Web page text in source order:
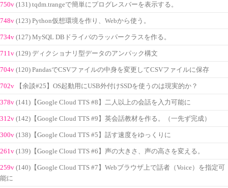
750v (131) tqdm.trangeで簡単にプログレスバーを表示する。
748v (123) Python仮想環境を作り、Webから使う。
734v (127) MySQL DBドライバのラッパークラスを作る。
711v (129) ディクショナリ型データのアンパック構文
704v (120) PandasでCSVファイルの中身を変更してCSVファイルに保存
702v 【余談#25】OS起動用にUSB外付けSSDを使うのは現実的か？
378v (141)【Google Cloud TTS #8】二人以上の会話を入力可能に
312v (142)【Google Cloud TTS #9】英会話教材を作る。（一先ず完成）
300v (138)【Google Cloud TTS #5】話す速度をゆっくりに
261v (139)【Google Cloud TTS #6】声の大きさ、声の高さを変える。
259v (140)【Google Cloud TTS #7】Webブラウザ上で話者（Voice）を指定可
能に